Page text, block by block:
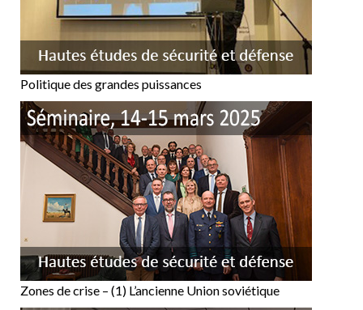
Politique des grandes puissances
Zones de crise – (1) L’ancienne Union soviétique